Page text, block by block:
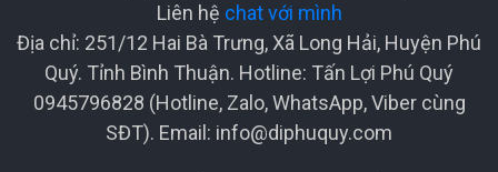
Liên hệ chat với mình
Địa chỉ: 251/12 Hai Bà Trưng, Xã Long Hải, Huyện Phú
Quý. Tỉnh Bình Thuận. Hotline: Tấn Lợi Phú Quý
0945796828 (Hotline, Zalo, WhatsApp, Viber cùng
SĐT). Email: info@diphuquy.com